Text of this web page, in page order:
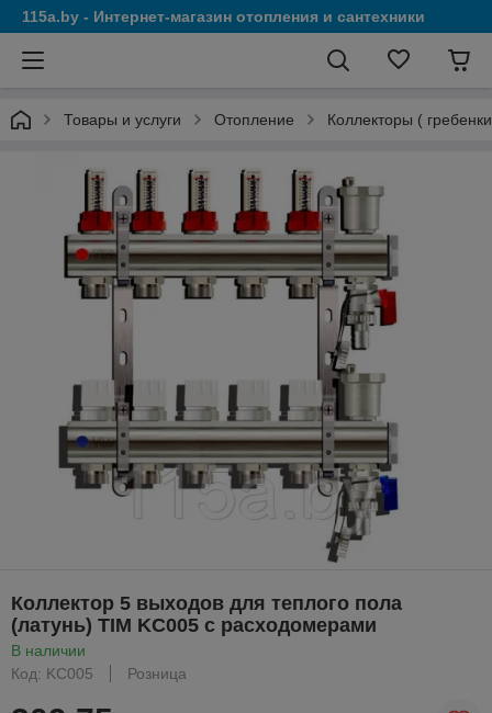
115a.by - Интернет-магазин отопления и сантехники
Товары и услуги Отопление Коллекторы (
Коллектор 5 выходов для теплого пола
(латунь) TIM KC005 с расходомерами
В наличии
Код: KC005
Розница